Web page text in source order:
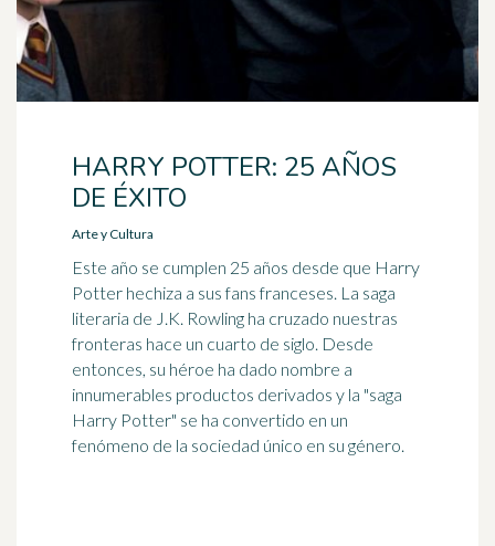
HARRY POTTER: 25 AÑOS
DE ÉXITO
Arte y Cultura
Este año se cumplen 25 años desde que Harry
Potter hechiza a sus fans franceses. La saga
literaria de J.K. Rowling ha cruzado nuestras
fronteras hace un cuarto de siglo. Desde
entonces, su héroe ha dado nombre a
innumerables productos derivados y la "saga
Harry Potter" se ha convertido en un
fenómeno de la sociedad único en su género.